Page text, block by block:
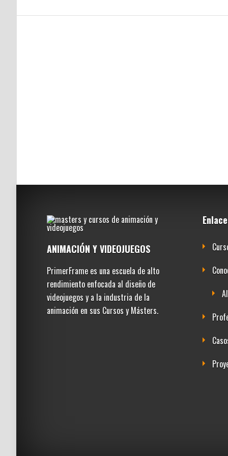
ANIMACIÓN Y VIDEOJUEGOS
PrimerFrame es una escuela de alto
rendimiento enfocada al diseño de
videojuegos y a la industria de la
animación en sus Cursos y Másters.